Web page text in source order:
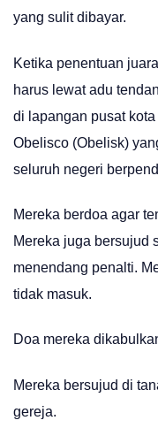
yang sulit dibayar.
Ketika penentuan
harus lewat adu
di lapangan pusat
Obelisco (Obelisk)
seluruh negeri
Mereka berdoa agar
Mereka juga bersujud
menendang penalti.
tidak masuk.
Doa mereka
Mereka bersujud di
gereja.